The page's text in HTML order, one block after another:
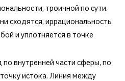
троичной по сути.
сходятся, иррациональность
и уплотняется в точке
внутренней части сферы, по
истока. Линия между